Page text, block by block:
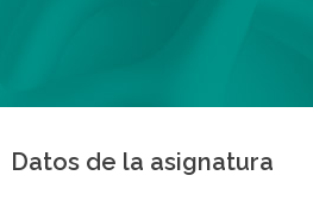
Datos de la asignatura